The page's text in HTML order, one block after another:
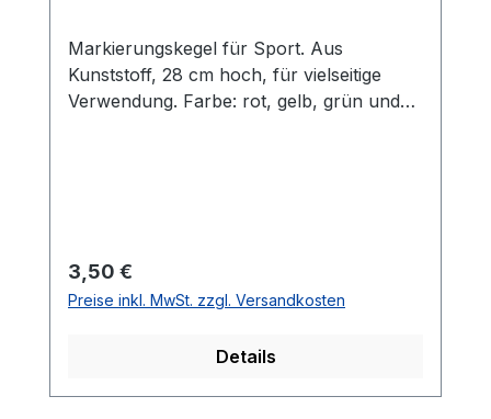
Markierungskegel für Sport. Aus
Kunststoff, 28 cm hoch, für vielseitige
Verwendung. Farbe: rot, gelb, grün und
Regulärer Preis:
3,50 €
Preise inkl. MwSt. zzgl. Versandkosten
Details